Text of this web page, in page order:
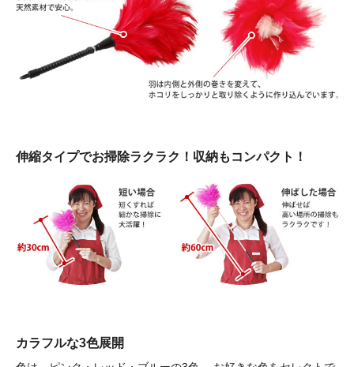
伸縮タイプでお掃除ラクラク！収納もコンパクト！
カラフルな3色展開